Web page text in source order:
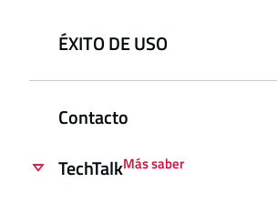
ÉXITO DE USO
Contacto
TechTalkMás saber